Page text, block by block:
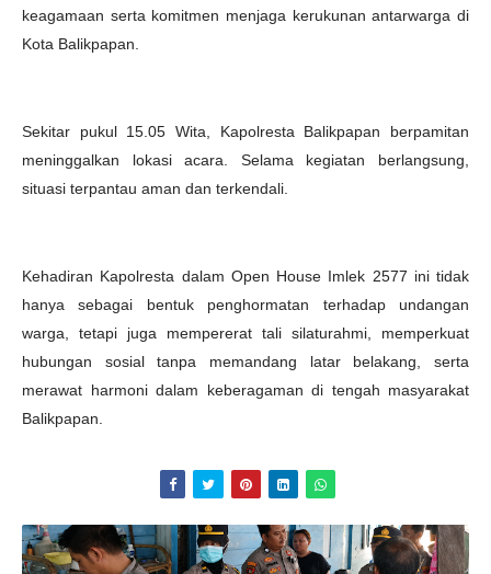
keagamaan serta komitmen menjaga kerukunan antarwarga di
Kota Balikpapan.
Sekitar pukul 15.05 Wita, Kapolresta Balikpapan berpamitan
meninggalkan lokasi acara. Selama kegiatan berlangsung,
situasi terpantau aman dan terkendali.
Kehadiran Kapolresta dalam Open House Imlek 2577 ini tidak
hanya sebagai bentuk penghormatan terhadap undangan
warga, tetapi juga mempererat tali silaturahmi, memperkuat
hubungan sosial tanpa memandang latar belakang, serta
merawat harmoni dalam keberagaman di tengah masyarakat
Balikpapan.